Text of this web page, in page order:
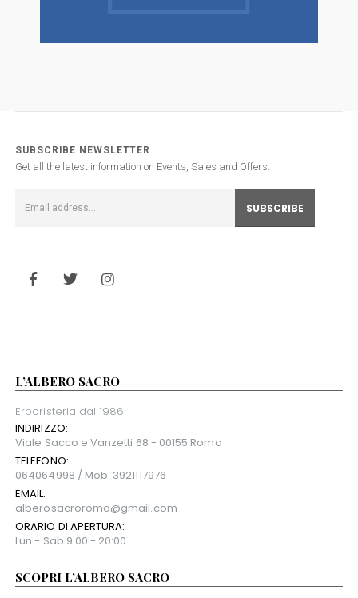
SUBSCRIBE NEWSLETTER
Get all the latest information on Events, Sales and Offers.
L’ALBERO SACRO
Erboristeria dal 1986
INDIRIZZO:
Viale Sacco e Vanzetti 68 - 00155 Roma
TELEFONO:
064064998 / Mob. 3921117976
EMAIL:
alberosacroroma@gmail.com
ORARIO DI APERTURA:
Lun - Sab 9:00 - 20:00
SCOPRI L’ALBERO SACRO